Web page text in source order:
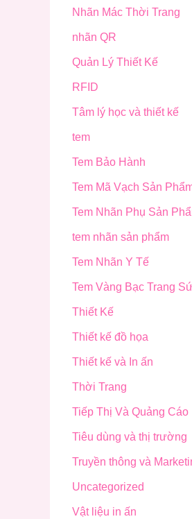
Nhãn Mác Thời Trang
nhãn QR
Quản Lý Thiết Kế
RFID
Tâm lý học và thiết kế
tem
Tem Bảo Hành
Tem Mã Vạch Sản
Tem Nhãn Phụ Sản
tem nhãn sản phẩm
Tem Nhãn Y Tế
Tem Vàng Bạc Trang
Thiết Kế
Thiết kế đồ họa
Thiết kế và In ấn
Thời Trang
Tiếp Thị Và Quảng Cáo
Tiêu dùng và thị trường
Truyền thông và
Uncategorized
Vật liệu in ấn